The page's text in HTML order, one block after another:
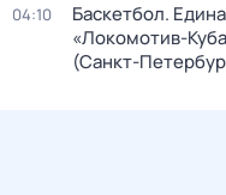
04:10
Баскетбол.
«Локомотив-
(Санкт-